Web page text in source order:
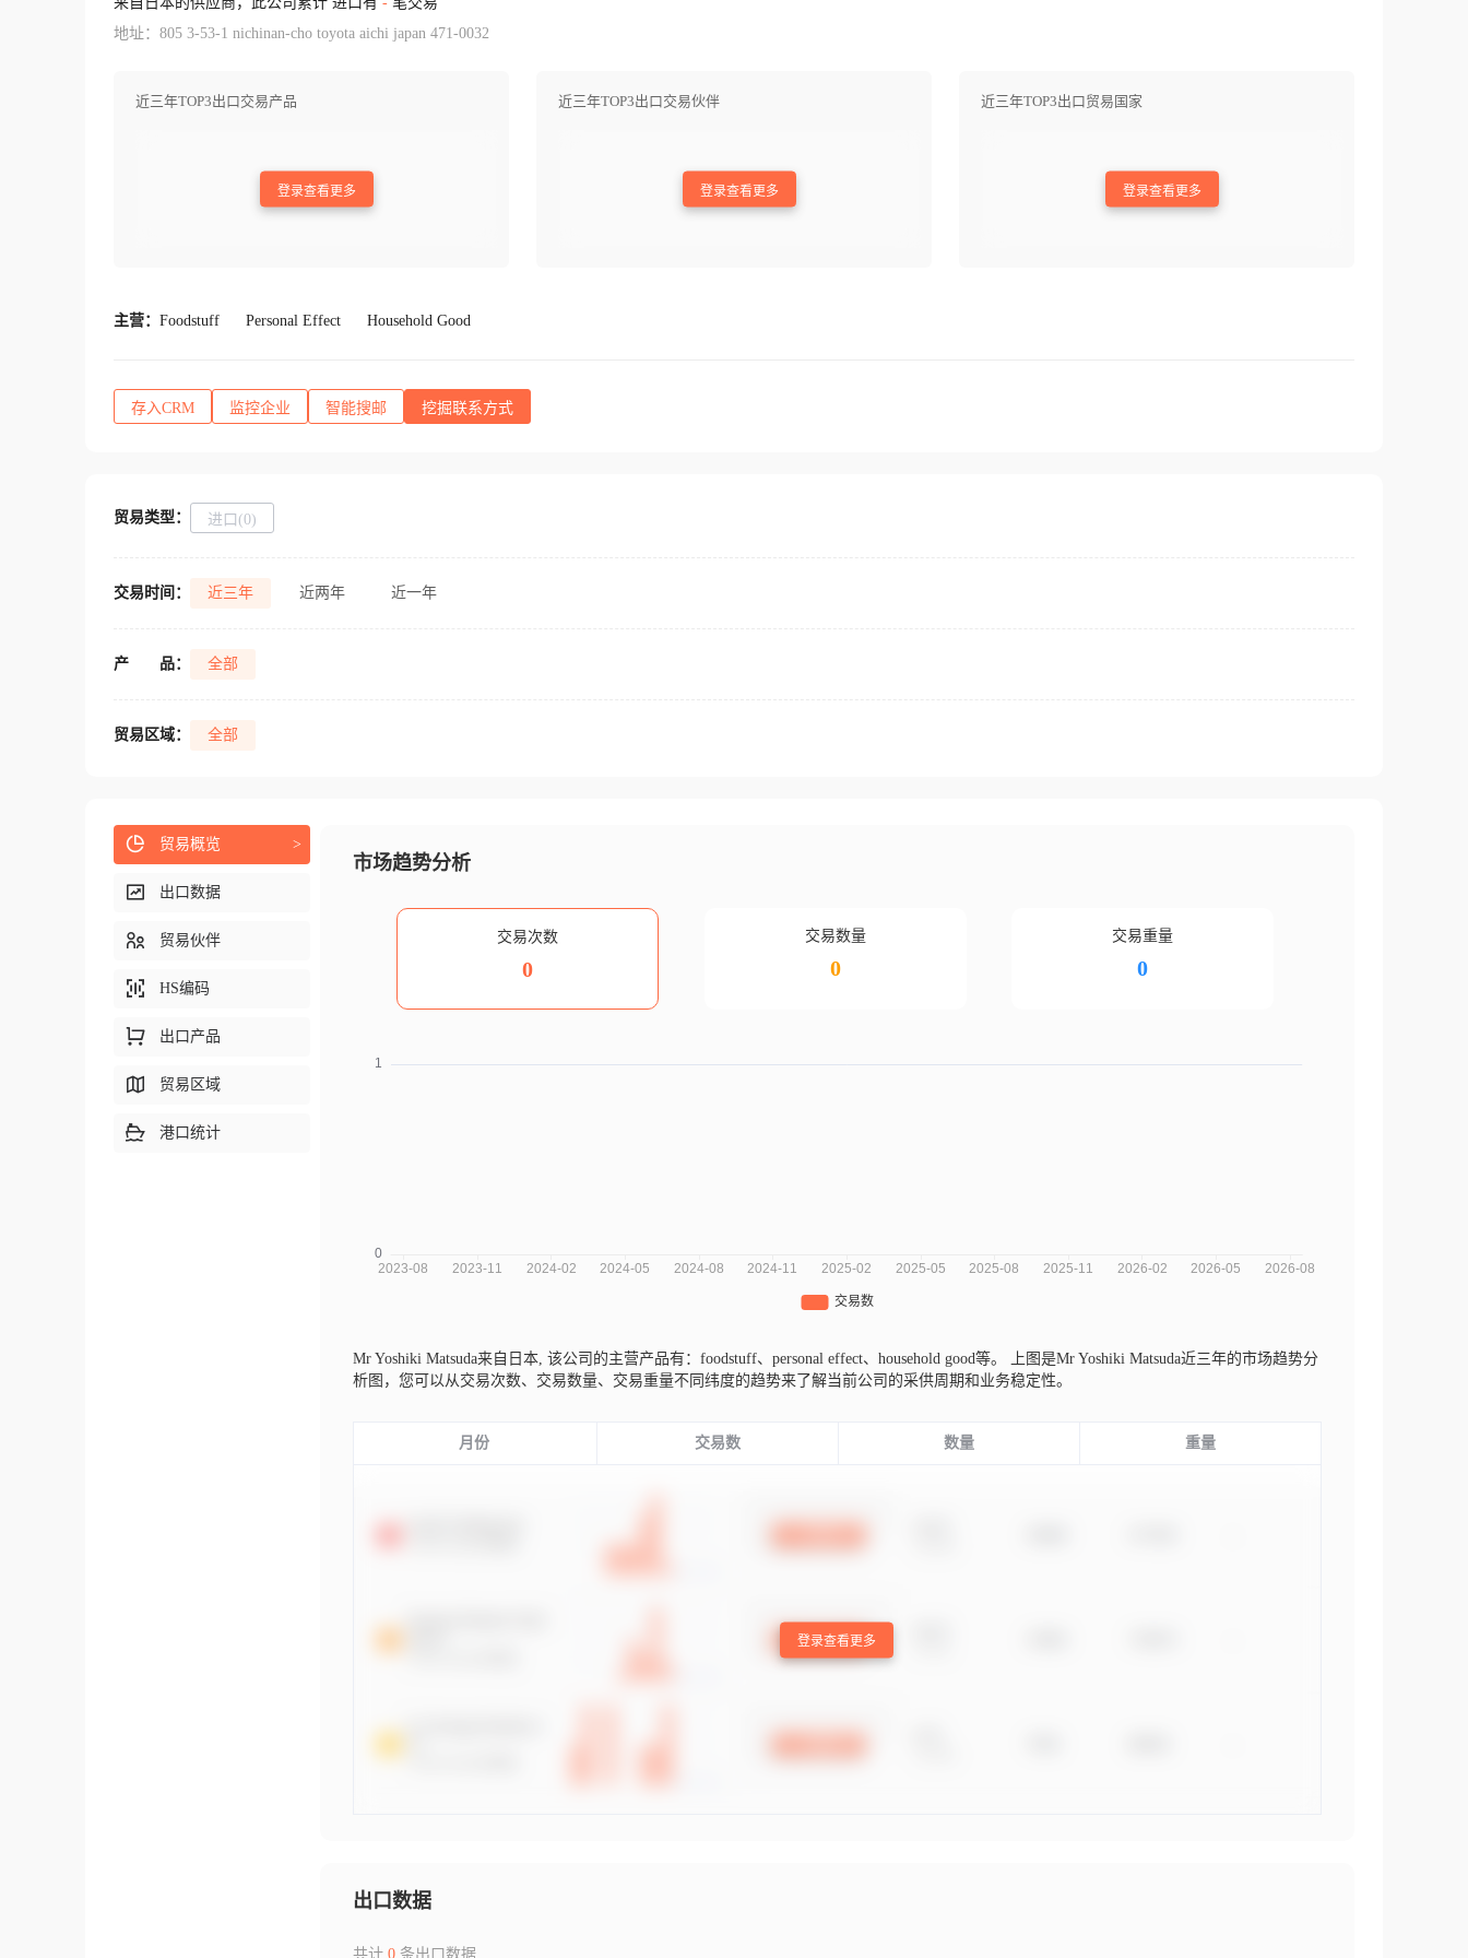
地址：805 3-53-1 nichinan-cho toyota aichi japan 471-0032
近三年TOP3出口交易产品
登录查看更多
近三年TOP3出口交易伙伴
登录查看更多
近三年TOP3出口贸易国家
登录查看更多
主营： Foodstuff Personal Effect Household Good
存入CRM 监控企业 智能搜邮 挖掘联系方式
贸易类型： 进口(0)
交易时间： 近三年 近两年 近一年
产 品： 全部
贸易区域： 全部
市场趋势分析
交易次数
0
交易数量
0
交易重量
0
Mr Yoshiki Matsuda来自日本, 该公司的主营产品有：foodstuff、personal effect、household good等。
上图是Mr Yoshiki Matsuda近三年的市场趋势分
析图，您可以从交易次数、交易数量、交易重量不同纬度的趋势来了解当前公司的采供周期和业务稳定性。
月份 交易数 数量 重量
登录查看更多
出口数据
共计 0条出口数据
贸易概览 >
出口数据
贸易伙伴
HS编码
出口产品
贸易区域
港口统计